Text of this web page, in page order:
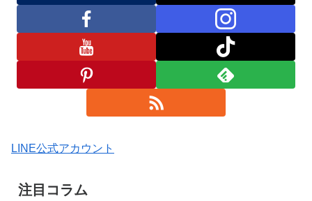
LINE公式アカウント
注目コラム